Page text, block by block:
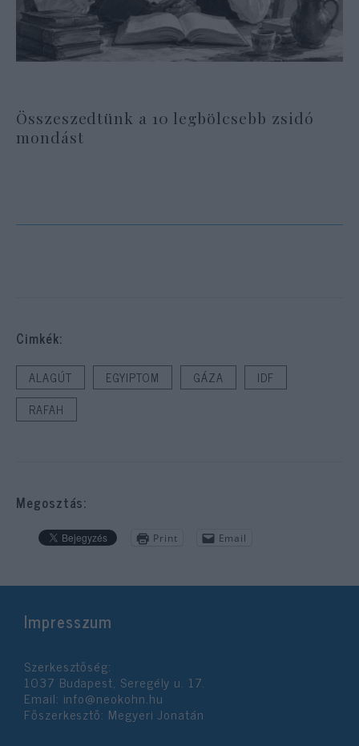
Összeszedtünk a 10 legbölcsebb zsidó
mondást
Cimkék:
ALAGÚT EGYIPTOM GÁZA
IDF
RAFAH
Megosztás:
Print Email
Impresszum
Szerkesztőség:
1037 Budapest, Seregély u. 17.
Email: info@neokohn.hu
Főszerkesztő: Megyeri Jonatán